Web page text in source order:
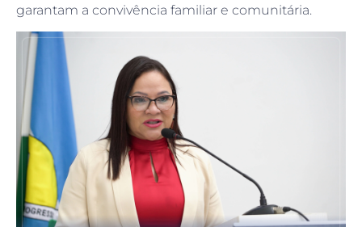
garantam a convivência familiar e comunitária.